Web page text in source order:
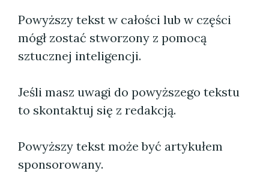
Powyższy tekst w całości lub w części
mógł zostać stworzony z pomocą
sztucznej inteligencji.
Jeśli masz uwagi do powyższego tekstu
to skontaktuj się z redakcją.
Powyższy tekst może być artykułem
sponsorowany.